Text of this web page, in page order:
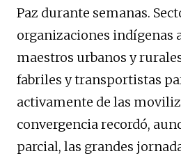
Paz durante semanas.
organizaciones indígenas
maestros urbanos y
fabriles y transportistas
activamente de las
convergencia recordó,
parcial, las grandes